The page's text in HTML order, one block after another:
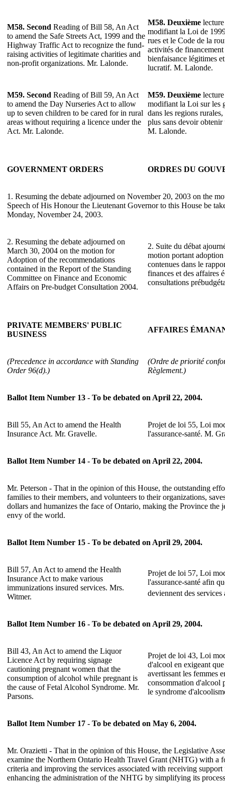
M58. Second Reading of Bill 58, An Act
to amend the Safe Streets Act, 1999 and the
Highway Traffic Act to recognize the fund-
raising activities of legitimate charities and
non-profit organizations. Mr. Lalonde.
M58. Deuxième
modifiant la Loi de
rues et le Code de la
activités de
bienfaisance légitimes
lucratif. M. Lalonde.
M59. Second Reading of Bill 59, An Act
to amend the Day Nurseries Act to allow
up to seven children to be cared for in rural
areas without requiring a licence under the
Act. Mr. Lalonde.
M59. Deuxième
modifiant la Loi sur les
dans les regions
plus sans devoir
M. Lalonde.
GOVERNMENT ORDERS ORDRES DU
1. Resuming the debate adjourned on November 20, 2003 on the
Speech of His Honour the Lieutenant Governor to this House be
Monday, November 24, 2003.
2. Resuming the debate adjourned on
March 30, 2004 on the motion for
Adoption of the recommendations
contained in the Report of the Standing
Committee on Finance and Economic
Affairs on Pre-budget Consultation 2004.
2. Suite du débat
motion portant
contenues dans le
finances et des affaires
consultations
PRIVATE MEMBERS' PUBLIC
BUSINESS
AFFAIRES
(Precedence in accordance with Standing
Order 96(d).)
(Ordre de priorité
Règlement.)
Ballot Item Number 13 - To be debated on April 22, 2004.
Bill 55, An Act to amend the Health
Insurance Act. Mr. Gravelle.
Projet de loi 55, Loi
l'assurance-santé. M.
Ballot Item Number 14 - To be debated on April 22, 2004.
Mr. Peterson - That in the opinion of this House, the outstanding
families to their members, and volunteers to their organizations,
dollars and humanizes the face of Ontario, making the Province the
envy of the world.
Ballot Item Number 15 - To be debated on April 29, 2004.
Bill 57, An Act to amend the Health
Insurance Act to make various
immunizations insured services. Mrs.
Witmer.
Projet de loi 57, Loi
l'assurance-santé afin
deviennent des services
Ballot Item Number 16 - To be debated on April 29, 2004.
Bill 43, An Act to amend the Liquor
Licence Act by requiring signage
cautioning pregnant women that the
consumption of alcohol while pregnant is
the cause of Fetal Alcohol Syndrome. Mr.
Parsons.
Projet de loi 43, Loi
d'alcool en exigeant
avertissant les femmes
consommation d'alcool
le syndrome
Ballot Item Number 17 - To be debated on May 6, 2004.
Mr. Orazietti - That in the opinion of this House, the Legislative
examine the Northern Ontario Health Travel Grant (NHTG) with a
criteria and improving the services associated with receiving
enhancing the administration of the NHTG by simplifying its